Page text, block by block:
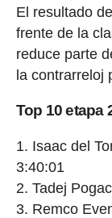
El resultado
frente de la
reduce parte
la contrarreloj
Top 10 etapa
1. Isaac del
3:40:01
2. Tadej
3. Remco